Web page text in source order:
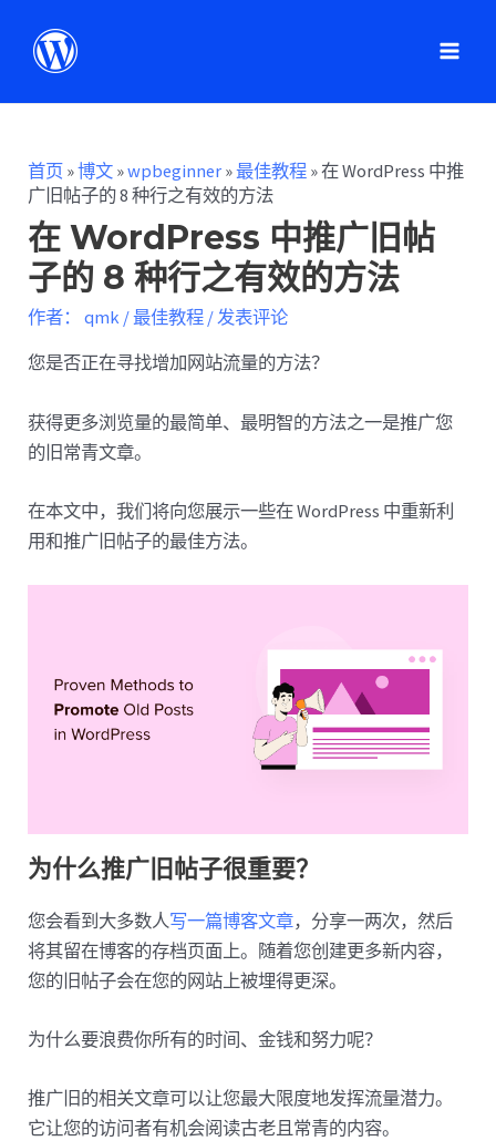
首页 »博文 »wpbeginner »最佳教程 »在 WordPress 中推
广旧帖子的 8 种行之有效的方法
在 WordPress 中推广旧帖
子的 8 种行之有效的方法
作者： qmk /最佳教程 /发表评论
您是否正在寻找增加网站流量的方法？
获得更多浏览量的最简单、最明智的方法之一是推广您
的旧常青文章。
在本文中，我们将向您展示一些在 WordPress 中重新利
用和推广旧帖子的最佳方法。
为什么推广旧帖子很重要？
您会看到大多数人写一篇博客文章，分享一两次，然后
将其留在博客的存档页面上。随着您创建更多新内容，
您的旧帖子会在您的网站上被埋得更深。
为什么要浪费你所有的时间、金钱和努力呢？
推广旧的相关文章可以让您最大限度地发挥流量潜力。
它让您的访问者有机会阅读古老且常青的内容。